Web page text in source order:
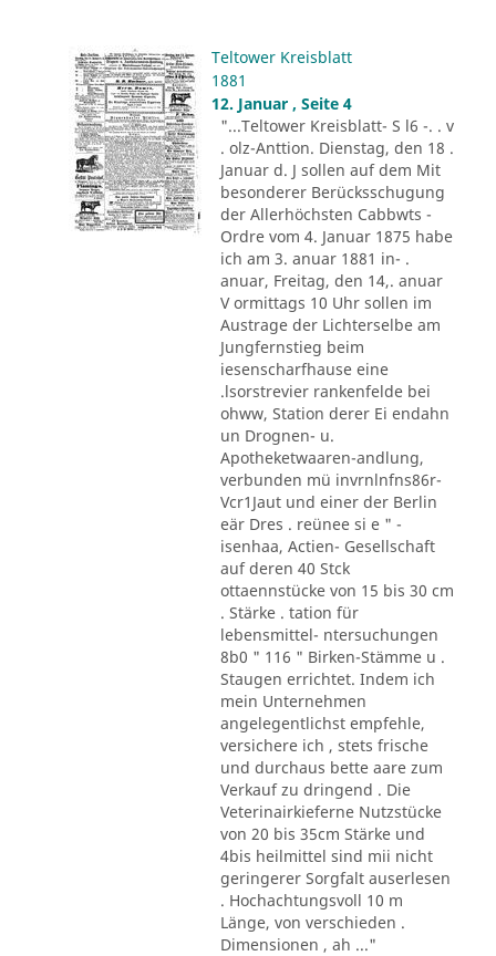
Teltower Kreisblatt
1881
12. Januar , Seite 4
"...Teltower Kreisblatt- S l6 -. . v
. olz-Anttion. Dienstag, den 18 .
Januar d. J sollen auf dem Mit
besonderer Berücksschugung
der Allerhöchsten Cabbwts -
Ordre vom 4. Januar 1875 habe
ich am 3. anuar 1881 in- .
anuar, Freitag, den 14,. anuar
V ormittags 10 Uhr sollen im
Austrage der Lichterselbe am
Jungfernstieg beim
iesenscharfhause eine
.lsorstrevier rankenfelde bei
ohww, Station derer Ei endahn
un Drognen- u.
Apotheketwaaren-andlung,
verbunden mü invrnlnfns86r-
Vcr1Jaut und einer der Berlin
eär Dres . reünee si e " -
isenhaa, Actien- Gesellschaft
auf deren 40 Stck
ottaennstücke von 15 bis 30 cm
. Stärke . tation für
lebensmittel- ntersuchungen
8b0 " 116 " Birken-Stämme u .
Staugen errichtet. Indem ich
mein Unternehmen
angelegentlichst empfehle,
versichere ich , stets frische
und durchaus bette aare zum
Verkauf zu dringend . Die
Veterinairkieferne Nutzstücke
von 20 bis 35cm Stärke und
4bis heilmittel sind mii nicht
geringerer Sorgfalt auserlesen
. Hochachtungsvoll 10 m
Länge, von verschieden .
Dimensionen , ah ..."